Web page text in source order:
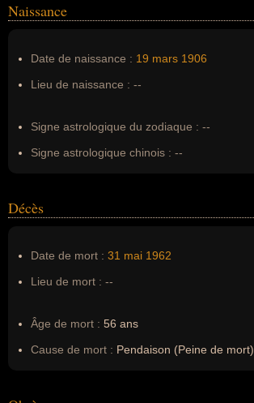
Nom de famille :Eichmann
Naissance
Date de naissance : 19 mars 1906
Lieu de naissance : --
Signe astrologique du zodiaque : --
Signe astrologique chinois : --
Décès
Date de mort : 31 mai 1962
Lieu de mort : --
Âge de mort : 56 ans
Cause de mort : Pendaison (Peine de mort)